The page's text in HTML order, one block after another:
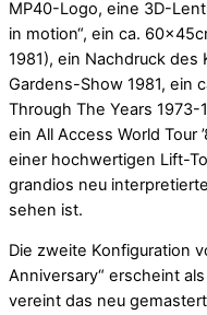
MP40-Logo, eine 3D-
in motion“, ein ca.
1981), ein Nachdruck
Gardens-Show 1981, ein
Through The Years 1973-
ein All Access World Tour
einer hochwertigen Lift-
grandios neu
sehen ist.
Die zweite Konfiguration
Anniversary“ erscheint
vereint das neu